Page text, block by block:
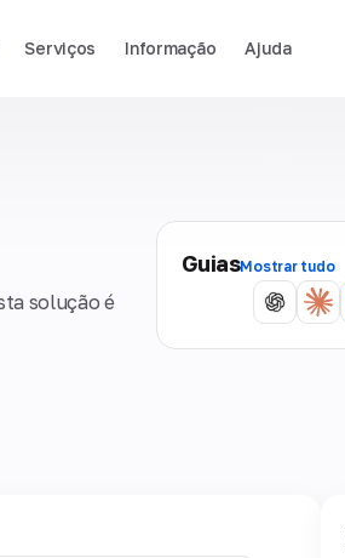
Serviços Informação Ajuda
solução é
GuiasMostrar tudo